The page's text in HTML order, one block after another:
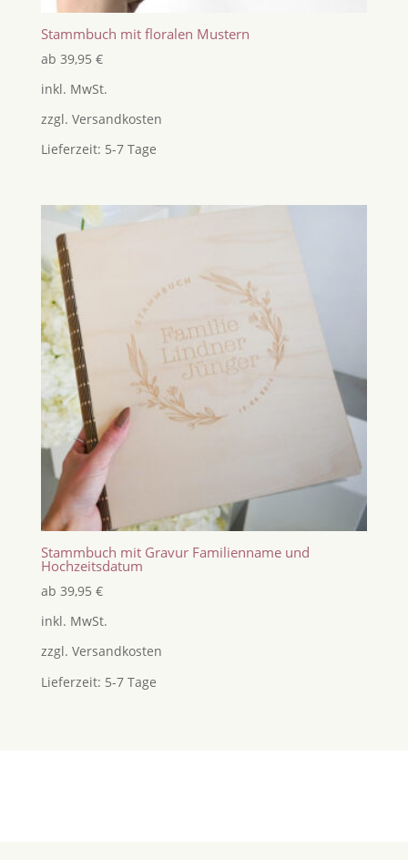
Stammbuch mit floralen Mustern
ab 39,95 €
inkl. MwSt.
zzgl. Versandkosten
Lieferzeit: 5-7 Tage
Stammbuch mit Gravur Familienname und
Hochzeitsdatum
ab 39,95 €
inkl. MwSt.
zzgl. Versandkosten
Lieferzeit: 5-7 Tage